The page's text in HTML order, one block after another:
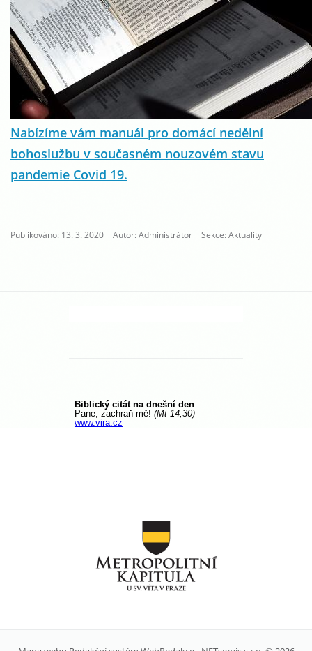
Nabízíme vám manuál pro domácí nedělní
bohoslužbu v současném nouzovém stavu
pandemie Covid 19.
Publikováno: 13. 3. 2020 Autor:Administrátor Sekce:Aktuality